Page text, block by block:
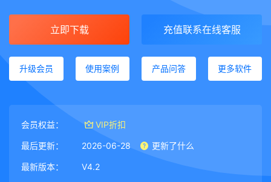
立即下载 充值联系在线客服
升级会员 使用案例 产品问答 更多软件
会员权益： VIP折扣
最后更新： 2026-06-28 更新了什么
最新版本： V4.2